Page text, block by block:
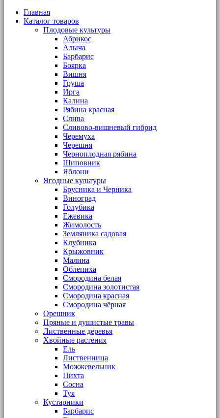
Главная
Каталог товаров
Плодовые культуры
Абрикос
Алыча
Барбарис
Боярка
Вишня
Груша
Ирга
Калина
Рябина красная
Слива
Сливово-вишневый гибрид
Черемуха
Черешня
Черноплодная рябина
Шиповник
Яблони
Ягодные культуры
Брусника и Черника
Виноград
Голубика
Ежевика
Жимолость
Земляника садовая
Клубника
Крыжовник
Малина
Облепиха
Смородина белая
Смородина золотистая
Смородина красная
Смородина чёрная
Орешник
Пряные и душистые травы
Лиственные деревья
Хвойные растения
Ель
Лиственница
Можжевельник
Пихта
Сосна
Туя
Кустарники
Барбарис